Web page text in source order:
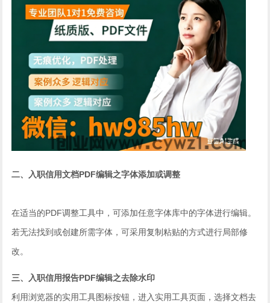
二、入职信用文档PDF编辑之字体添加或调整
在适当的PDF调整工具中，可添加任意字体库中的字体进行编辑。
若无法找到或创建所需字体，可采用复制粘贴的方式进行局部修
改。
三、入职信用报告PDF编辑之去除水印
利用浏览器的实用工具图标按钮，进入实用工具页面，选择文档去